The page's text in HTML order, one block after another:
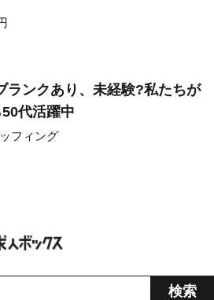
ランクあり、未経験?私たちが
代活躍中
フィング